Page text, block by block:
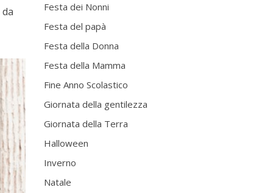
Festa dei Nonni
Festa del papà
Festa della Donna
Festa della Mamma
Fine Anno Scolastico
Giornata della gentilezza
Giornata della Terra
Halloween
Inverno
Natale